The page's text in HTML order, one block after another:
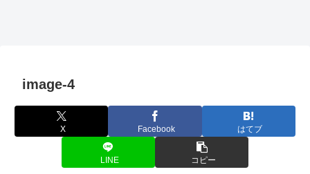
image-4
X Facebook はてブ
LINE コピー